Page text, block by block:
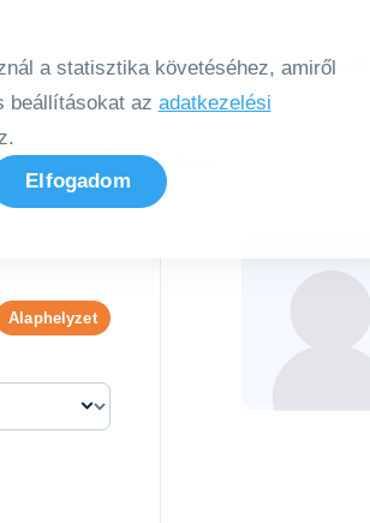
a statisztika követéséhez, amiről
beállításokat az adatkezelési
Elfogadom
KezdőlapRólunk
Pocsainé Zsarnai Ildikó
Alaphelyzet